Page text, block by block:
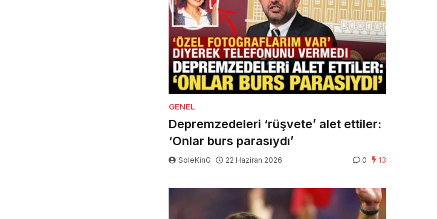
GENEL
Depremzedeleri ‘rüşvete’ alet ettiler:
‘Onlar burs parasıydı’
SoleKinG 22 Haziran 2026 0 13